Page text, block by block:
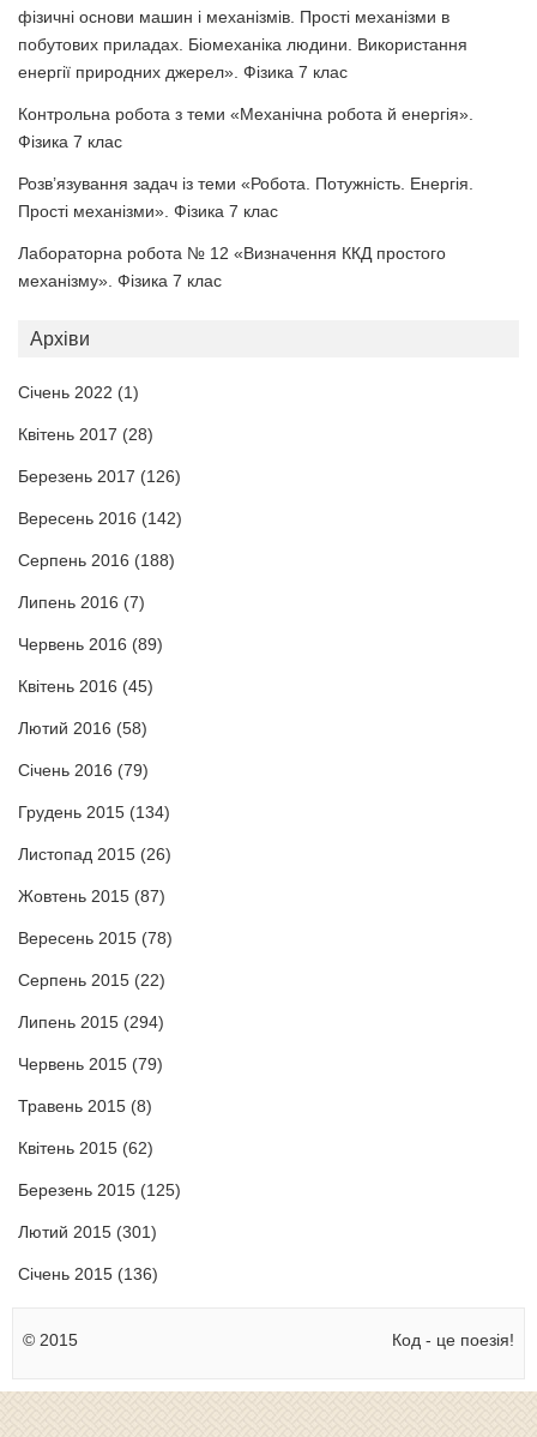
фізичні основи машин і механізмів. Прості механізми в
побутових приладах. Біомеханіка людини. Використання
енергії природних джерел». Фізика 7 клас
Контрольна робота з теми «Механічна робота й енергія».
Фізика 7 клас
Розв’язування задач із теми «Робота. Потужність. Енергія.
Прості механізми». Фізика 7 клас
Лабораторна робота № 12 «Визначення ККД простого
механізму». Фізика 7 клас
Архіви
Січень 2022 (1)
Квітень 2017 (28)
Березень 2017 (126)
Вересень 2016 (142)
Серпень 2016 (188)
Липень 2016 (7)
Червень 2016 (89)
Квітень 2016 (45)
Лютий 2016 (58)
Січень 2016 (79)
Грудень 2015 (134)
Листопад 2015 (26)
Жовтень 2015 (87)
Вересень 2015 (78)
Серпень 2015 (22)
Липень 2015 (294)
Червень 2015 (79)
Травень 2015 (8)
Квітень 2015 (62)
Березень 2015 (125)
Лютий 2015 (301)
Січень 2015 (136)
© 2015 Код - це поезія!